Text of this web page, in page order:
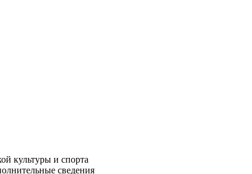
культуры и спорта
сведения